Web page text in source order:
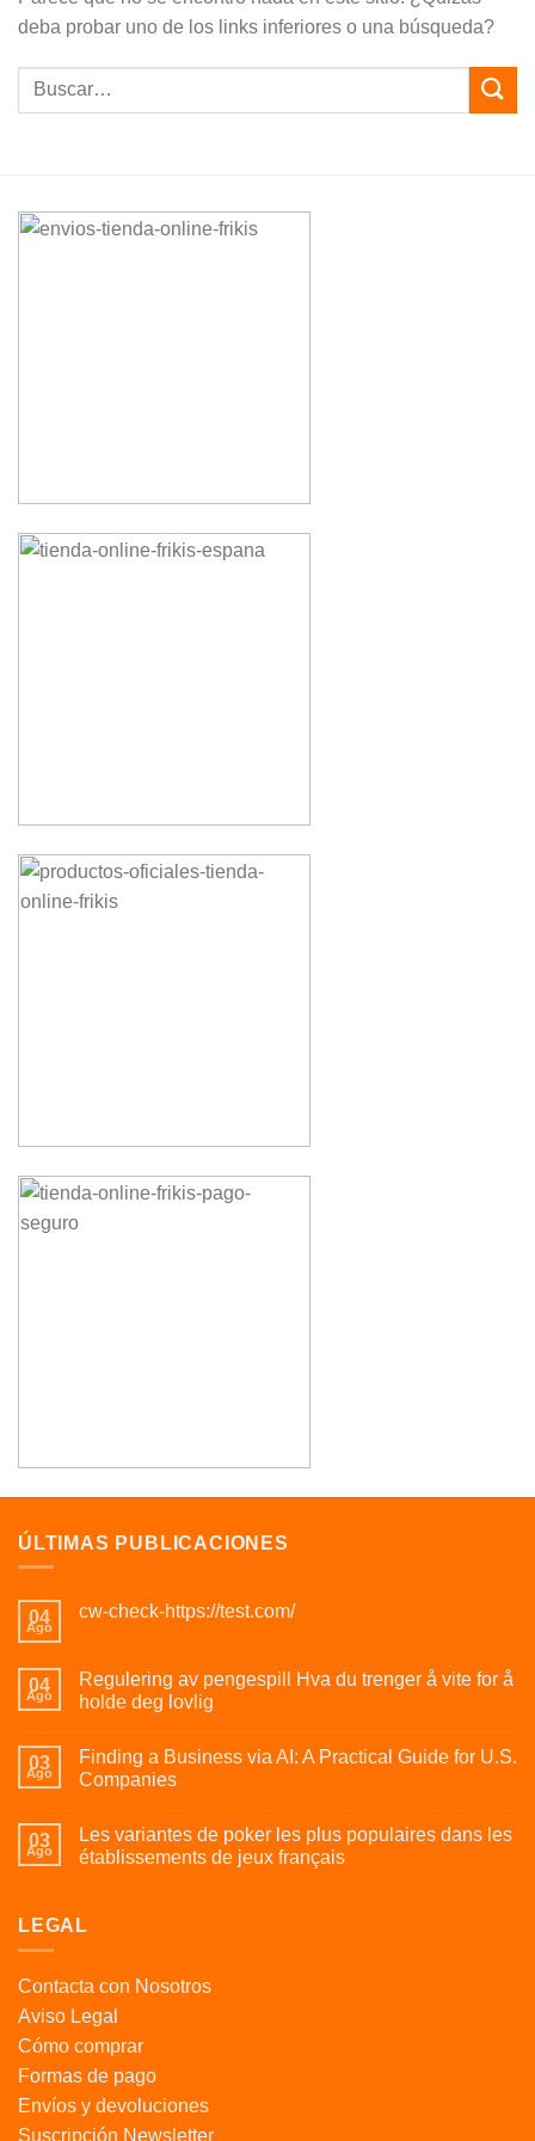
deba probar uno de los links inferiores o una búsqueda?
ÚLTIMAS PUBLICACIONES
04
Ago
cw-check-https://test.com/
04
Ago
Regulering av pengespill Hva du trenger å vite for å
holde deg lovlig
03
Ago
Finding a Business via AI: A Practical Guide for U.S.
Companies
03
Ago
Les variantes de poker les plus populaires dans les
établissements de jeux français
LEGAL
Contacta con Nosotros
Aviso Legal
Cómo comprar
Formas de pago
Envíos y devoluciones
Suscripción Newsletter